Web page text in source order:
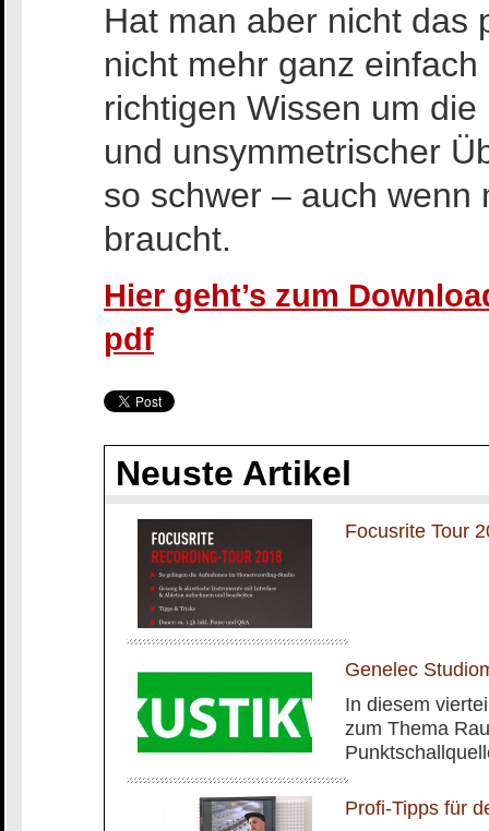
Hat man aber nicht das
nicht mehr ganz
richtigen Wissen um
und unsymmetrischer
so schwer – auch wenn
braucht.
Hier geht’s zum
pdf
Neuste Artikel
Focusrite Tour
Genelec
In diesem
zum Thema
Profi-Tipps für